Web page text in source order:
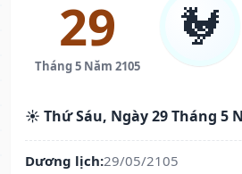
29
Tháng 5 Năm 2105
🐓
☀️ Thứ Sáu, Ngày 29 Tháng 5
Dương lịch:29/05/2105